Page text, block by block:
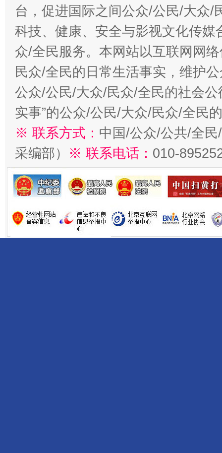
台，促进国际之间公众/公民/大众/
科技、健康、安全与影视文化传
众/全民服务。本网站以互联网网
民众/全民的日常生活事实，维护
公众/公民/大众/民众/全民的社会公
实事”的公众/公民/大众/民众/全民
※ 联系方式： 中国/公众/公共/全
采编部） ※ 联系电话： 010-